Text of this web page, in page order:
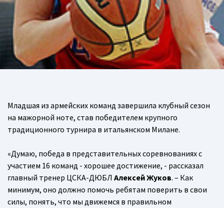
Младшая из армейских команд завершила клубный сезон
на мажорной ноте, став победителем крупного
традиционного турнира в итальянском Милане.
«Думаю, победа в представительных соревнованиях с
участием 16 команд - хорошее достижение, - рассказал
главный тренер ЦСКА-ДЮБЛ Алексей Жуков. – Как
минимум, оно должно помочь ребятам поверить в свои
силы, понять, что мы движемся в правильном